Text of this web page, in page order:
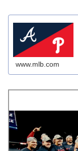
www.mlb.com